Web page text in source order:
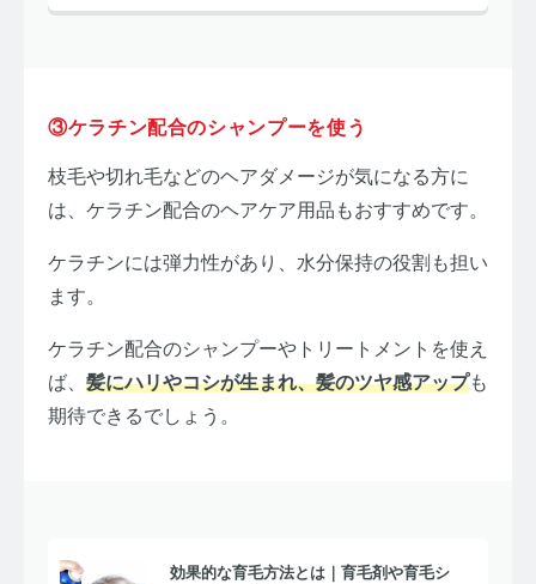
③ケラチン配合のシャンプーを使う
枝毛や切れ毛などのヘアダメージが気になる方に
は、ケラチン配合のヘアケア用品もおすすめです。
ケラチンには弾力性があり、水分保持の役割も担い
ます。
ケラチン配合のシャンプーやトリートメントを使え
ば、 髪にハリやコシが生まれ、髪のツヤ感アップも
期待できるでしょう。
効果的な育毛方法とは｜育毛剤や育毛シ